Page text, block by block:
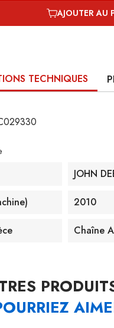
AJOUTER AU
TECHNIQUES
JOHN
2010
Chaîne